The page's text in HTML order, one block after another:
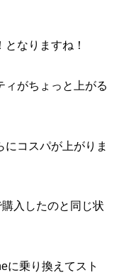
なりますね！
ィがちょっと上がる
にコスパが上がりま
入したのと同じ状
に乗り換えてスト